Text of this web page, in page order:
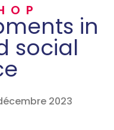
in
social
2023